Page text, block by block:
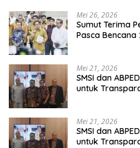
Mei 26, 2026
Sumut Terima
Pasca
Mei 21, 2026
SMSI dan
untuk
Mei 21, 2026
SMSI dan
untuk